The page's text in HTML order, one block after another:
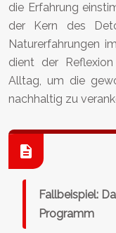
die Erfahrung
der Kern des
Naturerfahrungen
dient der
Alltag, um die
nachhaltig zu
Fallbeispiel:
Programm